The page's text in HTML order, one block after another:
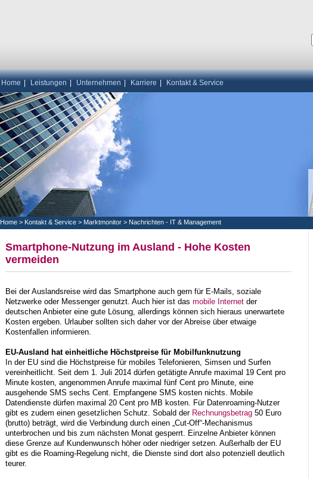
Home Leistungen Unternehmen Karriere Kontakt & Service
Home > Kontakt & Service > Marktmonitor > Nachrichten - IT & Management
Smartphone-Nutzung im Ausland - Hohe Kosten
vermeiden
Bei der Auslandsreise wird das Smartphone auch gern für E-Mails, soziale
Netzwerke oder Messenger genutzt. Auch hier ist das mobile Internet der
deutschen Anbieter eine gute Lösung, allerdings können sich hieraus unerwartete
Kosten ergeben. Urlauber sollten sich daher vor der Abreise über etwaige
Kostenfallen informieren.
EU-Ausland hat einheitliche Höchstpreise für Mobilfunknutzung
In der EU sind die Höchstpreise für mobiles Telefonieren, Simsen und Surfen
vereinheitlicht. Seit dem 1. Juli 2014 dürfen getätigte Anrufe maximal 19 Cent pro
Minute kosten, angenommen Anrufe maximal fünf Cent pro Minute, eine
ausgehende SMS sechs Cent. Empfangene SMS kosten nichts. Mobile
Datendienste dürfen maximal 20 Cent pro MB kosten. Für Datenroaming-Nutzer
gibt es zudem einen gesetzlichen Schutz. Sobald der Rechnungsbetrag 50 Euro
(brutto) beträgt, wird die Verbindung durch einen „Cut-Off“-Mechanismus
unterbrochen und bis zum nächsten Monat gesperrt. Einzelne Anbieter können
diese Grenze auf Kundenwunsch höher oder niedriger setzen. Außerhalb der EU
gibt es die Roaming-Regelung nicht, die Dienste sind dort also potenziell deutlich
teurer.